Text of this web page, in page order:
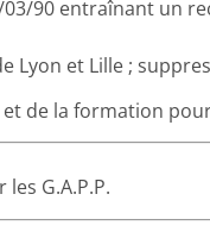
90 entraînant un
Lyon et Lille ;
de la formation
G.A.P.P.